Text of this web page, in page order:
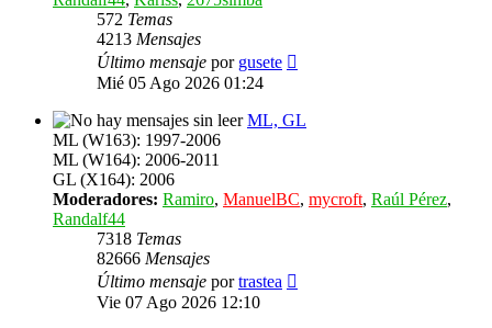
572 Temas
4213 Mensajes
Último mensaje por gusete
Mié 05 Ago 2026 01:24
ML, GL
ML (W163): 1997-2006
ML (W164): 2006-2011
GL (X164): 2006
Moderadores: Ramiro, ManuelBC, mycroft, Raúl Pérez,
Randalf44
7318 Temas
82666 Mensajes
Último mensaje portrastea
Vie 07 Ago 2026 12:10